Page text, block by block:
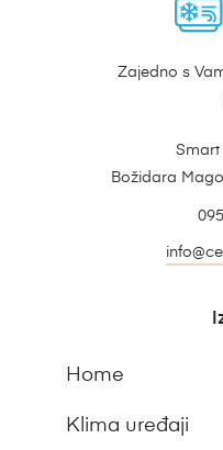
Zajedno s
Smart
Božidara
Home
Klima uređaji